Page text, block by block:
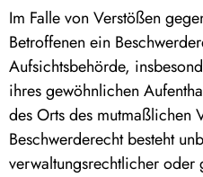
Im Falle von Verstößen
Betroffenen ein
Aufsichtsbehörde,
ihres gewöhnlichen
des Orts des mutmaßlichen
Beschwerderecht besteht
verwaltungsrechtlicher oder